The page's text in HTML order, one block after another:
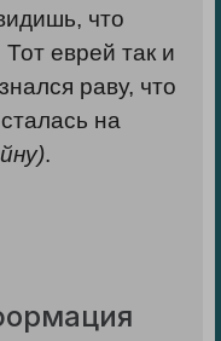
что
еврей так и
раву, что
на
.